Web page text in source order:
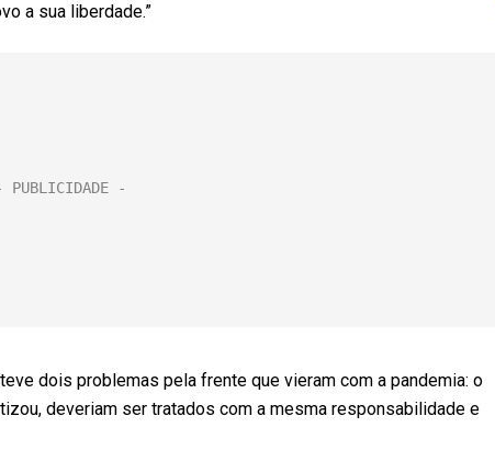
a sua liberdade.”
dois problemas pela frente que vieram com a pandemia: o
deveriam ser tratados com a mesma responsabilidade e